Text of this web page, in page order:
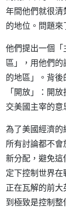
年間他們就很
的地位。問題來
他們提出一個
區」，用他們
的地區」。背
「開放」：開
交美國主宰的意
為了美國經濟
所有討論都不
新分配，避免這
定下控制世界在
正在瓦解的前
到極致是控制整